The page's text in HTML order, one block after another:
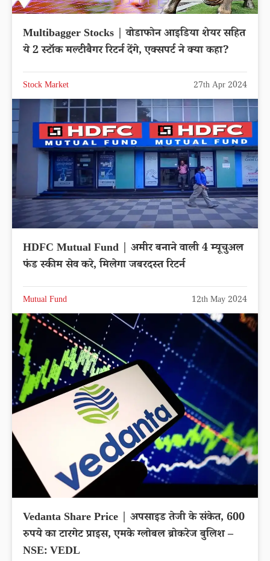
Multibagger Stocks | वोडाफोन आइडिया शेयर सहित
ये 2 स्टॉक मल्टीबैगर रिटर्न देंगे, एक्सपर्ट ने क्या कहा?
Stock Market 27th Apr 2024
HDFC Mutual Fund | अमीर बनाने वाली 4 म्यूचुअल
फंड स्कीम सेव करे, मिलेगा जबरदस्त रिटर्न
Mutual Fund 12th May 2024
Vedanta Share Price | अपसाइड तेजी के संकेत, 600
रुपये का टारगेट प्राइस, एमके ग्लोबल ब्रोकरेज बुलिश –
NSE: VEDL